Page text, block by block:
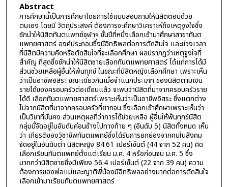
Abstract
การศึกษานี้เป็นการศึกษาโดยการใช้แบบสอบถามให้นิสิตตอบด้วย
ตนเอง โดยมี วัตถุประสงค์ ต้องการจะศึกษาวิเคราะห์ถึงเหตุจูงใจซึ่ง
ชักนําให้นิสิตทันตแพทย์จุฬาฯ ชั้นปีที่หนึ่งเลือกเข้ามาศึกษาสาขาทันต
แพทยศาสตร์ องค์ประกอบซึ่งมีอิทธิพลต่อการตัดสินใจ และช่วงเวลา
ที่นิสิตมีความคิดหรือตัดสินใจที่จะเลือกศึกษา ผลปรากฏว่าเหตุจูงใจที่
สําคัญ ที่สุดซึ่งชักนําให้นิสิตชายเลือกทันตแพทยศาสตร์ ได้แก่การได้มี
ส่วนช่วยเหลือผู้อื่นให้พ้นทุกข์ ในขณะที่นิสิตหญิงเลือกศึกษา เพราะเห็น
ว่าเป็นอาชีพอิสระ ขณะเดียวกันเมื่อจําแนกประเภท ของนิสิตตามเงิน
รายได้ของครอบครัวต่อเดือนแล้ว จะพบว่านิสิตที่มาจากครอบครัวราย
ได้ดี เลือกทันตแพทยศาสตร์เพราะเห็นว่าเป็นอาชีพอิสระ ซึ่งแตกต่าง
ไปจากนิสิตที่มาจากครอบครัวที่ยากจน ซึ่งเลือกเข้าศึกษาเพราะเห็นว่า
เป็นวิชาที่มั่นคง ส่วนเหตุผลที่ว่าการได้ช่วยเหลือ ผู้อื่นให้พ้นทุกข์นิสิต
กลุ่มนี้จัดอยู่ในอันดับค่อนข้างไปทางท้าย ๆ (อันดับ 5) นิสิตทั้งหมด เห็น
ว่า เกียรติของวิชาชีพทันตแพทย์ซึ่งได้รับการยกย่องจากคนในสังคม
จัดอยู่ในอันดับต่ํา นิสิตหญิง 84.61 เปอร์เซ็นต์ (44 จาก 52 คน) คิด
เลือกเรียนทันตแพทย์ตั้งแต่เรียน ม.ศ. 4 หรือก่อนจบ ม.ศ. 5 ซึ่ง
มากกว่านิสิตชายซึ่งมีเพียง 56.4 เปอร์เซ็นต์ (22 จาก 39 คน) ความ
ต้องการของพ่อแม่และญาติพี่น้องมีอิทธิพลอย่างมากต่อการตัดสินใจ
เลือกเข้ามาเรียนทันตแพทยศาสตร์